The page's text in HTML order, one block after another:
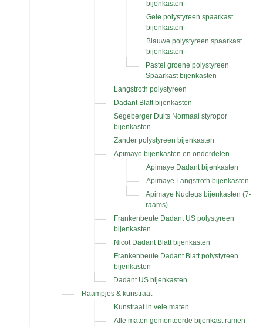
bijenkasten
Gele polystyreen spaarkast
bijenkasten
Blauwe polystyreen spaarkast
bijenkasten
Pastel groene polystyreen
Spaarkast bijenkasten
Langstroth polystyreen
Dadant Blatt bijenkasten
Segeberger Duits Normaal styropor
bijenkasten
Zander polystyreen bijenkasten
Apimaye bijenkasten en onderdelen
Apimaye Dadant bijenkasten
Apimaye Langstroth bijenkasten
Apimaye Nucleus bijenkasten (7-
raams)
Frankenbeute Dadant US polystyreen
bijenkasten
Nicot Dadant Blatt bijenkasten
Frankenbeute Dadant Blatt polystyreen
bijenkasten
Dadant US bijenkasten
Raampjes & kunstraat
Kunstraat in vele maten
Alle maten gemonteerde bijenkast ramen